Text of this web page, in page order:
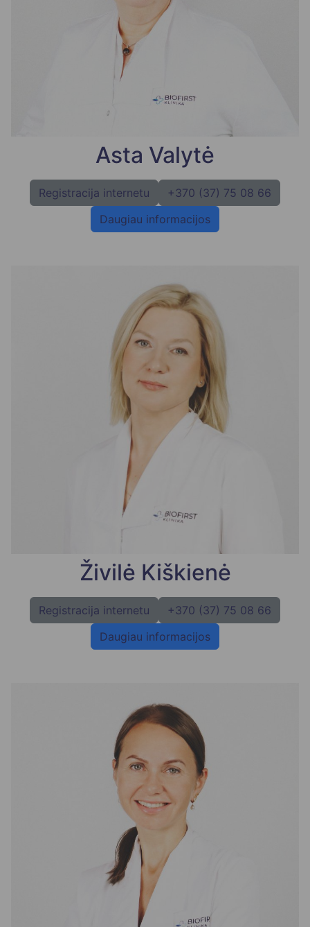
Asta Valytė
Registracija internetu
+370 (37) 75 08 66
Daugiau informacijos
Živilė Kiškienė
Registracija internetu
+370 (37) 75 08 66
Daugiau informacijos